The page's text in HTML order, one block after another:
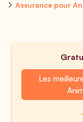
Assurance pour
Les